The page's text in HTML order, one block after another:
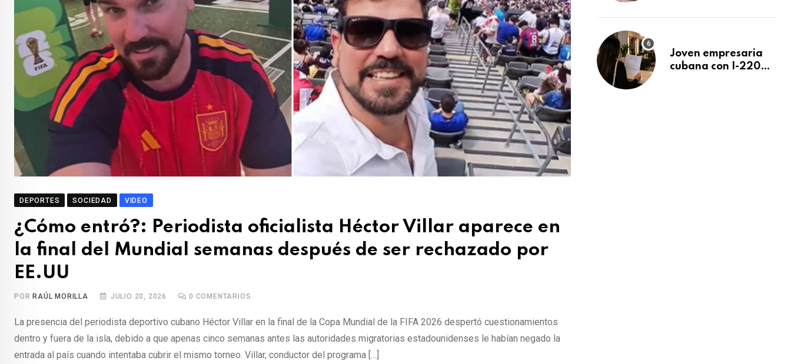
DEPORTES SOCIEDAD VIDEO
¿Cómo entró?: Periodista oficialista Héctor Villar aparece en
la final del Mundial semanas después de ser rechazado por
EE.UU
POR RAÚL MORILLA JULIO 20, 2026 0 COMENTARIOS
La presencia del periodista deportivo cubano Héctor Villar en la final de la Copa Mundial de la FIFA 2026 despertó cuestionamientos
dentro y fuera de la isla, debido a que apenas cinco semanas antes las autoridades migratorias estadounidenses le habían negado la
entrada al país cuando intentaba cubrir el mismo torneo. Villar, conductor del programa […]
después de 15 años
Joven empresaria
cubana con I-220A